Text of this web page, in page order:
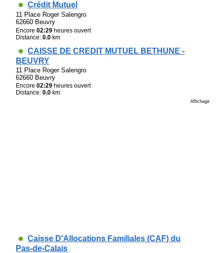
Crédit Mutuel
11 Place Roger Salengro
62660 Beuvry
Encore02:29 heures ouvert
Distance:0.0 km
CAISSE DE CREDIT MUTUEL BETHUNE -
BEUVRY
11 Place Roger Salengro
62660 Beuvry
Encore02:29 heures ouvert
Distance:0.0 km
Affichage
Caisse D'Allocations Familiales (CAF) du
Pas-de-Calais